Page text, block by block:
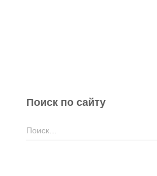
Поиск по сайту
Н
а
Поиск…